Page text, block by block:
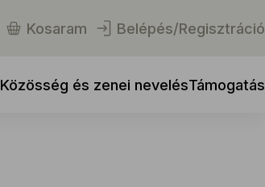
Kosaram Belépés/Regisztráció
Közösség és zenei nevelésTámogatás